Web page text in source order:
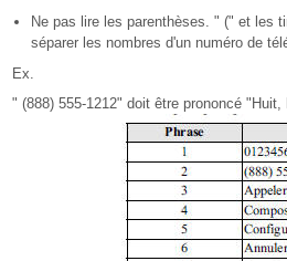
Ne pas lire les parenthèses. " (" et les
séparer les nombres d'un numéro de
Ex.
" (888) 555-1212" doit être prononcé